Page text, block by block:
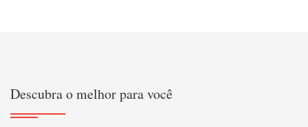
Descubra o melhor para você